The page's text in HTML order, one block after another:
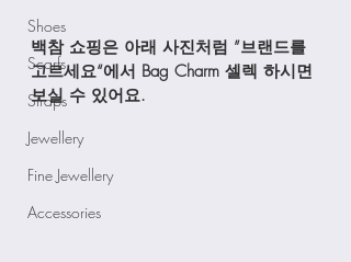
Shoes
Scarfs
Straps
Jewellery
Fine Jewellery
Accessories
백참 쇼핑은 아래 사진처럼 ”브랜드를
고르세요“에서 Bag Charm 셀렉 하시면
보실 수 있어요.